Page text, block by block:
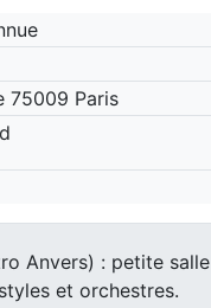
75009 Paris
Anvers) : petite salle
et orchestres.